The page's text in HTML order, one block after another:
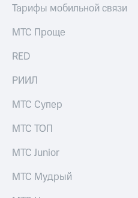
Регистратор
Контакты
этика
Тарифы мобильной связи
МТС Проще
RED
РИИЛ
МТС Супер
МТС ТОП
МТС Junior
МТС Мудрый